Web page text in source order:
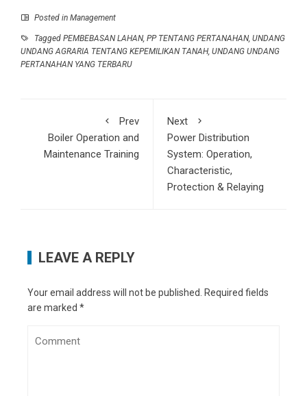
Posted in Management
Tagged PEMBEBASAN LAHAN, PP TENTANG PERTANAHAN, UNDANG
UNDANG AGRARIA TENTANG KEPEMILIKAN TANAH, UNDANG UNDANG
PERTANAHAN YANG TERBARU
Prev
Boiler Operation and
Maintenance Training
Next
Power Distribution
System: Operation,
Characteristic,
Protection & Relaying
LEAVE A REPLY
Your email address will not be published. Required fields
are marked *